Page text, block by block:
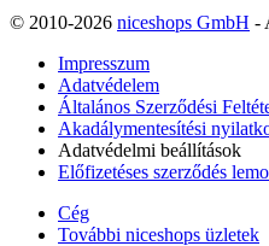
© 2010-2026 niceshops GmbH -
Impresszum
Adatvédelem
Általános Szerződési
Akadálymentesítési
Adatvédelmi beállítások
Előfizetéses szerződés
Cég
További niceshops üzletek